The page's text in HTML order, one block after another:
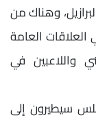
وهناك من
العامة
واللاعبين في
سيطيرون إلى